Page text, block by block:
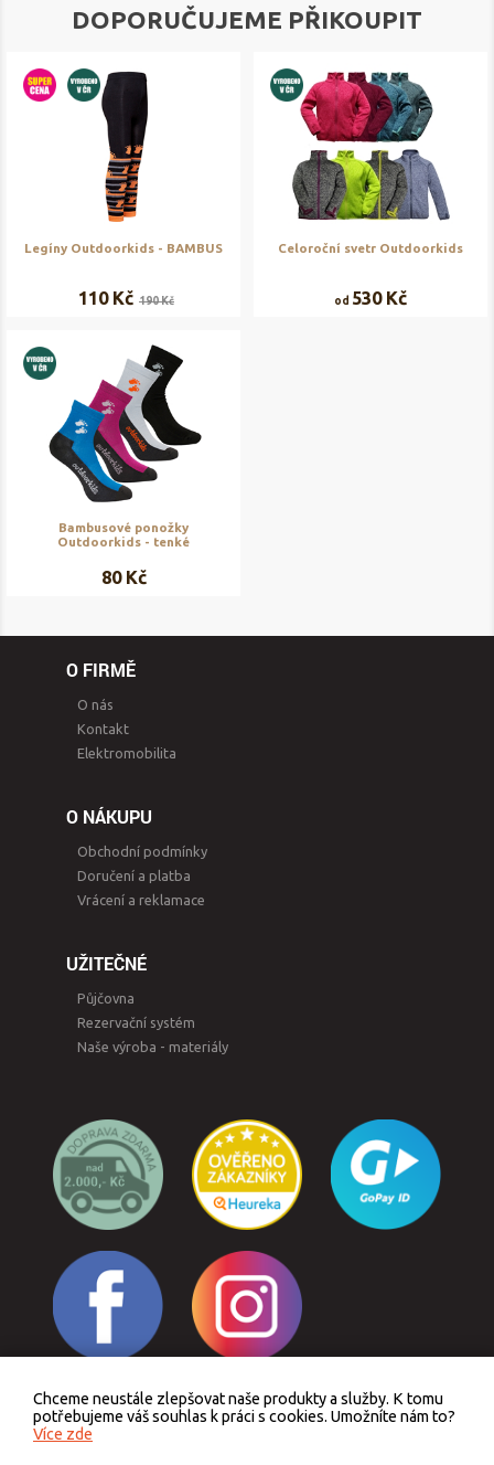
DOPORUČUJEME PŘIKOUPIT
Legíny Outdoorkids - BAMBUS
110 Kč 190 Kč
Celoroční svetr Outdoorkids
od 530 Kč
Bambusové ponožky
Outdoorkids - tenké
80 Kč
O FIRMĚ
O nás
Kontakt
Elektromobilita
O NÁKUPU
Obchodní podmínky
Doručení a platba
Vrácení a reklamace
UŽITEČNÉ
Půjčovna
Rezervační systém
Naše výroba - materiály
Odstoupit od smlouvy
Chceme neustále zlepšovat naše produkty a služby. K tomu
potřebujeme váš souhlas k práci s cookies. Umožníte nám to?
Více zde